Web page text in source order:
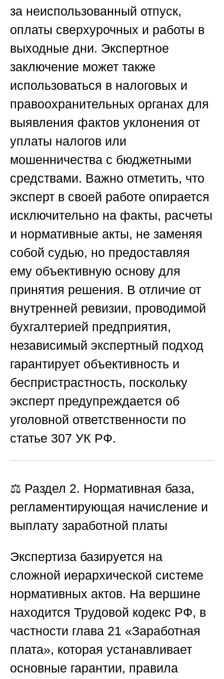
за неиспользованный отпуск,
оплаты сверхурочных и работы в
выходные дни. Экспертное
заключение может также
использоваться в налоговых и
правоохранительных органах для
выявления фактов уклонения от
уплаты налогов или
мошенничества с бюджетными
средствами. Важно отметить, что
эксперт в своей работе опирается
исключительно на факты, расчеты
и нормативные акты, не заменяя
собой судью, но предоставляя
ему объективную основу для
принятия решения. В отличие от
внутренней ревизии, проводимой
бухгалтерией предприятия,
независимый экспертный подход
гарантирует объективность и
беспристрастность, поскольку
эксперт предупреждается об
уголовной ответственности по
статье 307 УК РФ.
⚖️ Раздел 2. Нормативная база,
регламентирующая начисление и
выплату заработной платы
Экспертиза базируется на
сложной иерархической системе
нормативных актов. На вершине
находится Трудовой кодекс РФ, в
частности глава 21 «Заработная
плата», которая устанавливает
основные гарантии, правила